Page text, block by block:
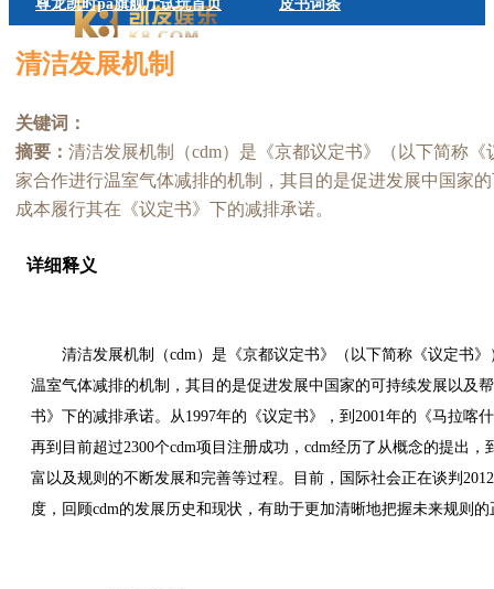
尊龙凯时pa旗舰厅试玩首页 皮书词条
皮书观点 帮助中心
清洁发展机制
关键词：
摘要： 清洁发展机制（cdm）是《京都议定书》（以下简称
家合作进行温室气体减排的机制，其目的是促进发展中国家
成本履行其在《议定书》下的减排承诺。
详细释义
清洁发展机制（cdm）是《京都议定书》（以下简称《议定书
温室气体减排的机制，其目的是促进发展中国家的可持续发展以及
书》下的减排承诺。从1997年的《议定书》，到2001年的《马拉喀
再到目前超过2300个cdm项目注册成功，cdm经历了从概念的提出
富以及规则的不断发展和完善等过程。目前，国际社会正在谈判
度，回顾cdm的发展历史和现状，有助于更加清晰地把握未来规则